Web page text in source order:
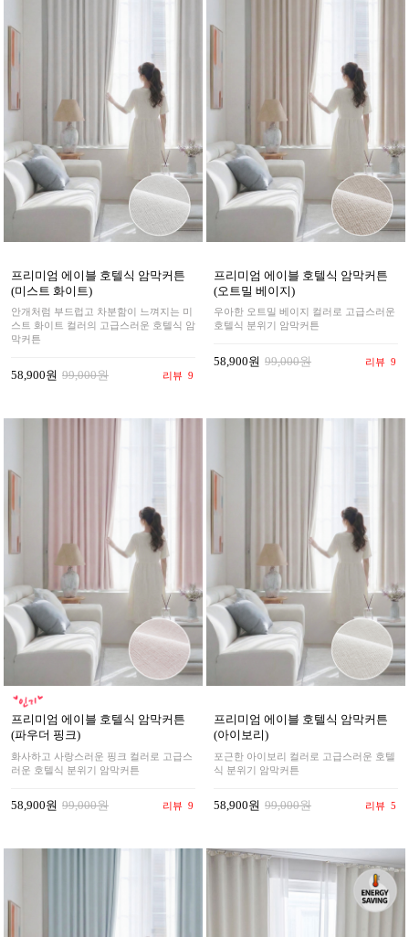
프리미엄 에이블 호텔식 암막커튼
(미스트 화이트)
안개처럼 부드럽고 차분함이 느껴지는 미
스트 화이트 컬러의 고급스러운 호텔식 암
막커튼
58,900원 99,000원 리뷰 9
프리미엄 에이블 호텔식 암막커튼
(오트밀 베이지)
우아한 오트밀 베이지 컬러로 고급스러운
호텔식 분위기 암막커튼
58,900원 99,000원 리뷰 9
프리미엄 에이블 호텔식 암막커튼
(파우더 핑크)
화사하고 사랑스러운 핑크 컬러로 고급스
러운 호텔식 분위기 암막커튼
58,900원 99,000원 리뷰 9
프리미엄 에이블 호텔식 암막커튼
(아이보리)
포근한 아이보리 컬러로 고급스러운 호텔
식 분위기 암막커튼
58,900원 99,000원 리뷰 5